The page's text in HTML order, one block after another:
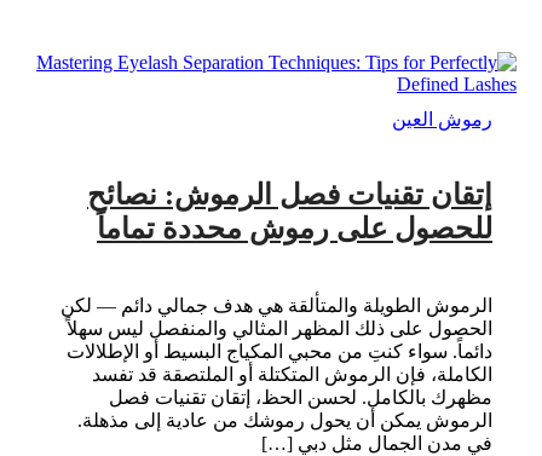
رموش العين
إتقان تقنيات فصل الرموش: نصائح
للحصول على رموش محددة تماماً
الرموش الطويلة والمتألقة هي هدف جمالي دائم — لكن
الحصول على ذلك المظهر المثالي والمنفصل ليس سهلاً
دائماً. سواء كنتِ من محبي المكياج البسيط أو الإطلالات
الكاملة، فإن الرموش المتكتلة أو الملتصقة قد تفسد
مظهرك بالكامل. لحسن الحظ، إتقان تقنيات فصل
الرموش يمكن أن يحول رموشك من عادية إلى مذهلة.
في مدن الجمال مثل دبي […]